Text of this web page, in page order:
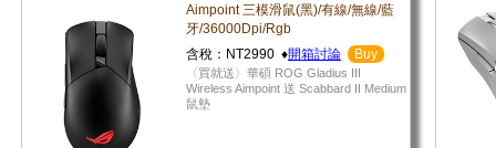
Aimpoint 三模滑鼠(黑)/有線/無線/藍
牙/36000Dpi/Rgb
含稅：NT2990 ♦開箱討論 Buy
〈買就送〉華碩 ROG Gladius III
Wireless Aimpoint 送 Scabbard II Medium
鼠墊